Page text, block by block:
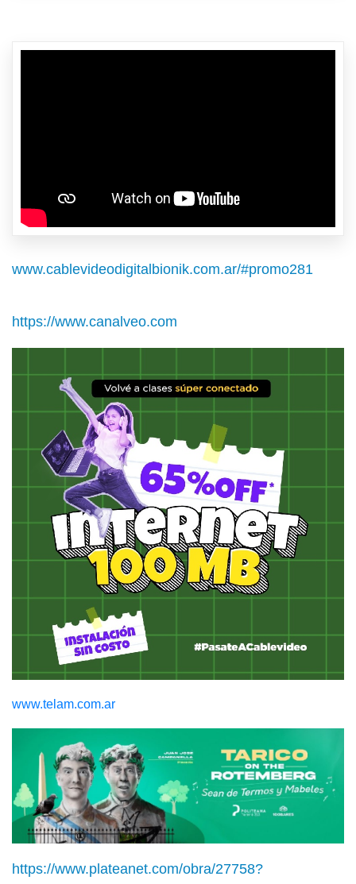
www.cablevideodigitalbionik.com.ar/#promo281
https://www.canalveo.com
www.telam.com.ar
https://www.plateanet.com/obra/27758?